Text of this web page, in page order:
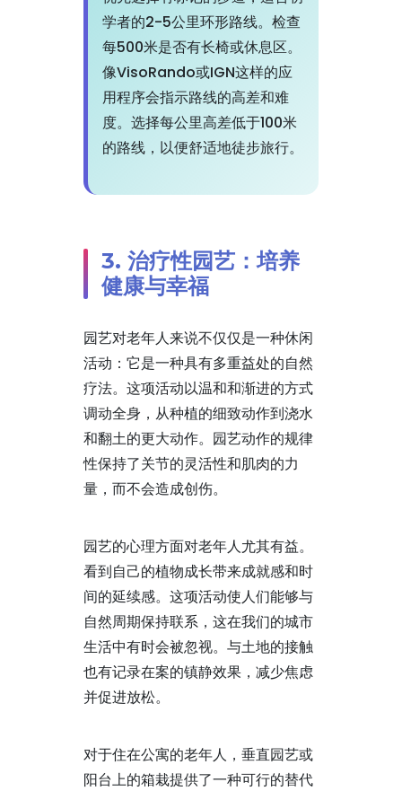
学者的2-5公里环形路线。检查
每500米是否有长椅或休息区。
像VisoRando或IGN这样的应
用程序会指示路线的高差和难
度。选择每公里高差低于100米
的路线，以便舒适地徒步旅行。
3. 治疗性园艺：培养
健康与幸福
园艺对老年人来说不仅仅是一种休闲
活动：它是一种具有多重益处的自然
疗法。这项活动以温和和渐进的方式
调动全身，从种植的细致动作到浇水
和翻土的更大动作。园艺动作的规律
性保持了关节的灵活性和肌肉的力
量，而不会造成创伤。
园艺的心理方面对老年人尤其有益。
看到自己的植物成长带来成就感和时
间的延续感。这项活动使人们能够与
自然周期保持联系，这在我们的城市
生活中有时会被忽视。与土地的接触
也有记录在案的镇静效果，减少焦虑
并促进放松。
对于住在公寓的老年人，垂直园艺或
阳台上的箱栽提供了一种可行的替代